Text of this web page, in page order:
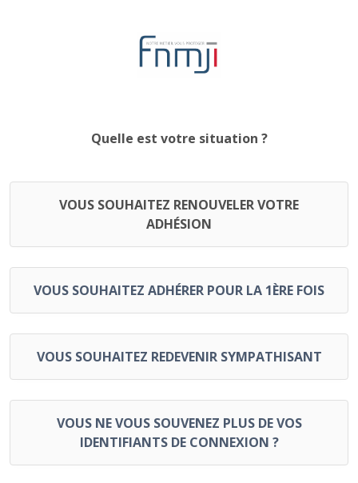
Quelle est votre situation ?
VOUS SOUHAITEZ RENOUVELER VOTRE
ADHÉSION
VOUS SOUHAITEZ ADHÉRER POUR LA 1ÈRE FOIS
VOUS SOUHAITEZ REDEVENIR SYMPATHISANT
VOUS NE VOUS SOUVENEZ PLUS DE VOS
IDENTIFIANTS DE CONNEXION ?